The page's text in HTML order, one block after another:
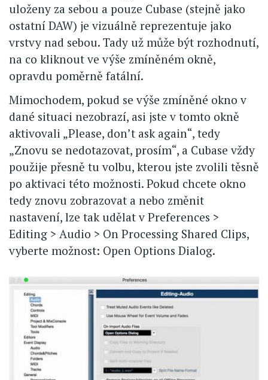
uloženy za sebou a pouze Cubase (stejně jako
ostatní DAW) je vizuálně reprezentuje jako
vrstvy nad sebou. Tady už může být rozhodnutí,
na co kliknout ve výše zmíněném okně,
opravdu poměrně fatální.
Mimochodem, pokud se výše zmíněné okno v
dané situaci nezobrazí, asi jste v tomto okně
aktivovali „Please, don’t ask again“, tedy
„Znovu se nedotazovat, prosím“, a Cubase vždy
použije přesně tu volbu, kterou jste zvolili těsně
po aktivaci této možnosti. Pokud chcete okno
tedy znovu zobrazovat a nebo změnit
nastavení, lze tak udělat v Preferences >
Editing > Audio > On Processing Shared Clips,
vyberte možnost: Open Options Dialog.